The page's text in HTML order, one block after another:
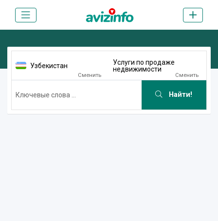
Узбекистан
Сменить
Услуги по продаже
недвижимости
Сменить
Найти!